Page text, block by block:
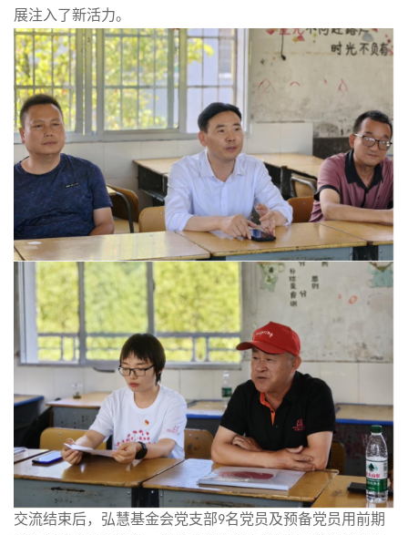
展注入了新活力。
交流结束后，弘慧基金会党支部9名党员及预备党员用前期